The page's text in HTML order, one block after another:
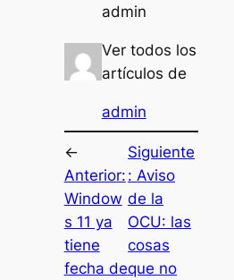
admin
Ver todos los
artículos de
admin
←
Anterior:
Window
s 11 ya
tiene
fecha de
Siguiente
: Aviso
de la
OCU: las
cosas
que no